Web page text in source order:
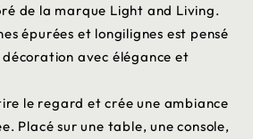
de la marque Light and Living.
épurées et longilignes est pensé
avec élégance et
le regard et crée une ambiance
Placé sur une table, une console,